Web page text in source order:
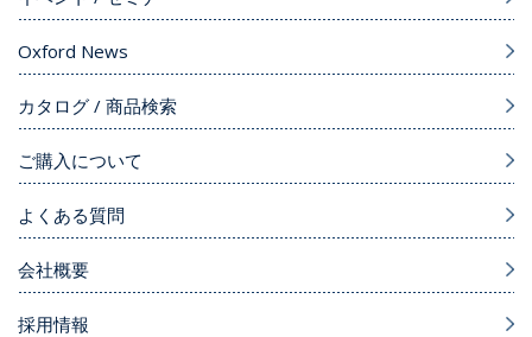
Oxford News
カタログ / 商品検索
ご購入について
よくある質問
会社概要
採用情報